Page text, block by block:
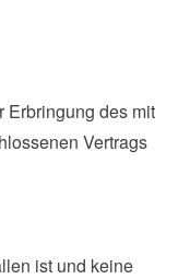
Erbringung des mit
Vertrags
ist und keine